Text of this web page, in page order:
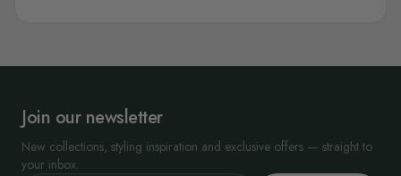
Join our newsletter
New collections, styling inspiration and exclusive offers — straight to
your inbox.